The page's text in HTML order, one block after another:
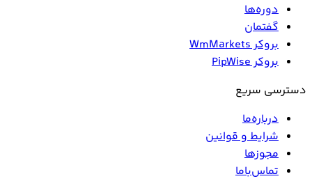
دوره‌ها
گفتمان
بروکر WmMarkets
بروکر PipWise
دسترسی سریع
درباره‌ما
شرایط و قوانین
مجوزها
تماس‌باما